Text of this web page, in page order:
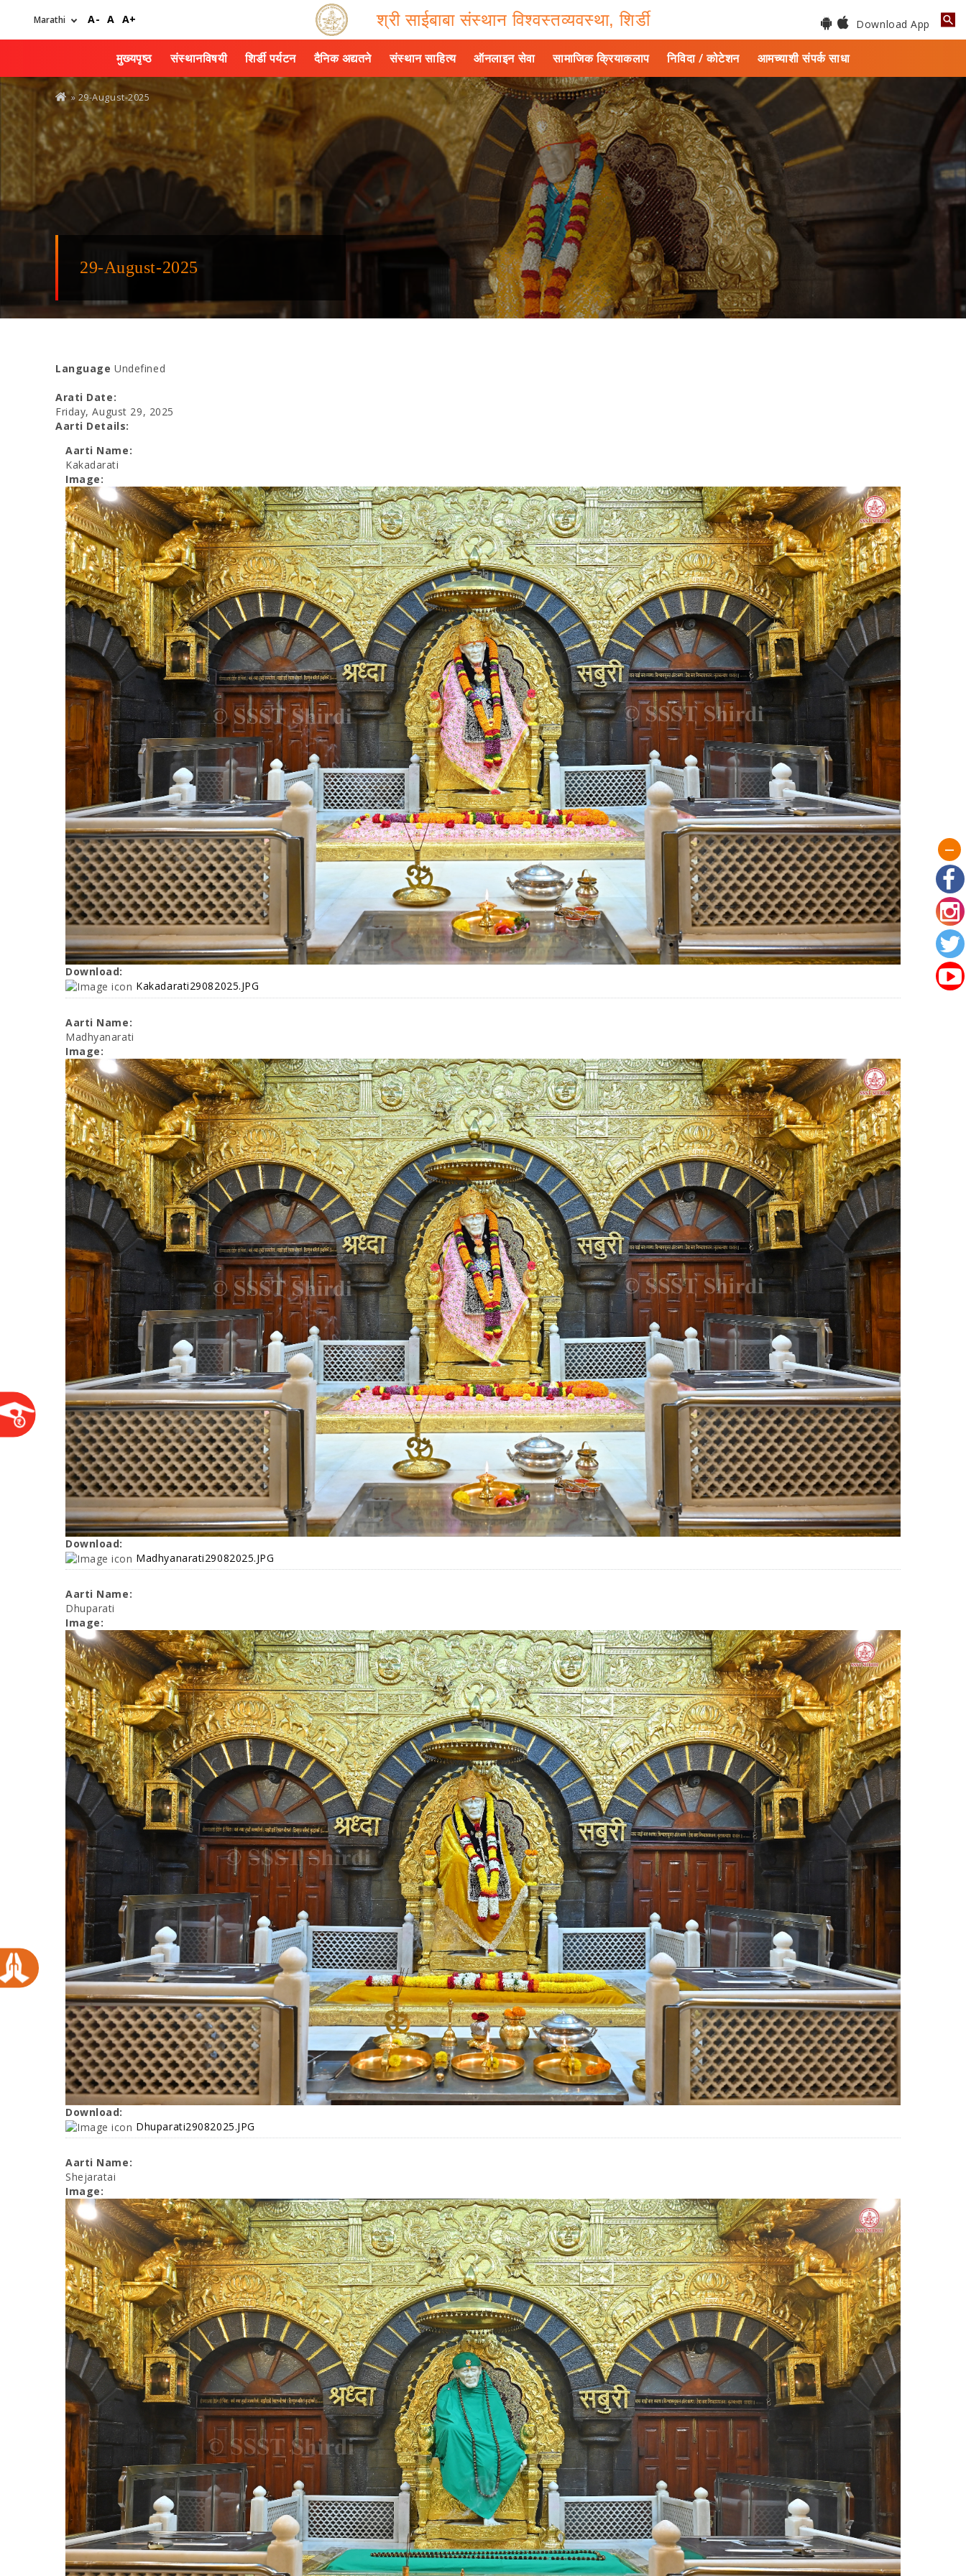
A- A A+ श्री साईबाबा संस्थान विश्वस्तव्यवस्था, शिर्डी Download App
मुख्यपृष्ठ संस्थानविषयी शिर्डी पर्यटन दैनिक अद्यतने संस्थान साहित्य ऑनलाइन सेवा सामाजिक क्रियाकलाप निविदा / कोटेशन आमच्याशी संपर्क साधा
You
are
here
» 29-August-2025
29-August-2025
Language Undefined
Arati Date:
Friday, August 29, 2025
Aarti Details:
Aarti Name:
Kakadarati
Image:
Download:
Kakadarati29082025.JPG
Aarti Name:
Madhyanarati
Image:
Download:
Madhyanarati29082025.JPG
Aarti Name:
Dhuparati
Image:
Download:
Dhuparati29082025.JPG
Aarti Name:
Shejaratai
Image: